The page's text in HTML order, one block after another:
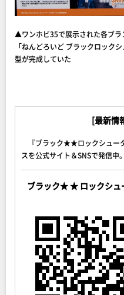
▲ワンホビ35で展示された各ブラ
「ねんどろいど ブラックロック
型が完成していた
[最新情
『ブラック★★ロックシュー
スを公式サイト＆SNSで発信中
ブラック★ ★ ロックシュ